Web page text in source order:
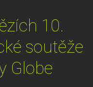
10.
soutěže
Globe